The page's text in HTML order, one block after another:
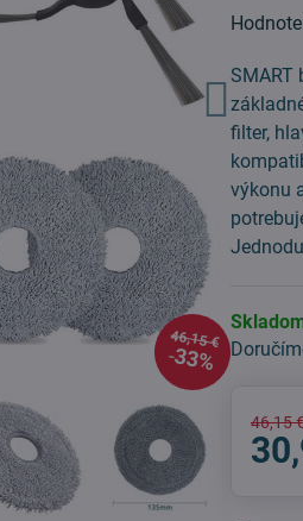
46,15 €
33%
SMART
filter,
výkonu
46,15